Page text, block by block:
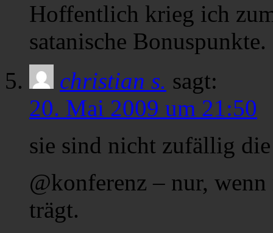
Hoffentlich krieg ich
satanische Bonuspunkte.
christian s. sagt:
20. Mai 2009 um 21:50
sie sind nicht zufällig
@konferenz – nur,
trägt.